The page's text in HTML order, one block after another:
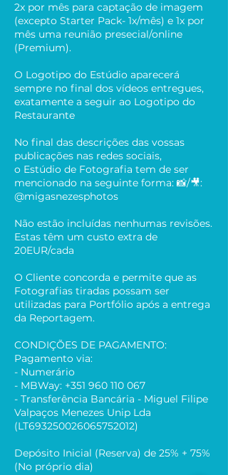
2x por mês para captação de imagem
(excepto Starter Pack- 1x/mês) e 1x por
mês uma reunião presecial/online
(Premium).
O Logotipo do Estúdio aparecerá
sempre no final dos vídeos entregues,
exatamente a seguir ao Logotipo do
Restaurante
No final das descrições das vossas
publicações nas redes sociais,
o Estúdio de Fotografia tem de ser
mencionado na seguinte forma: 📸/🎥:
@migasnezesphotos
Não estão incluídas nenhumas revisões.
Estas têm um custo extra de
20EUR/cada
O Cliente concorda e permite que as
Fotografias tiradas possam ser
utilizadas para Portfólio após a entrega
da Reportagem.
CONDIÇÕES DE PAGAMENTO:
Pagamento via:
- Numerário
- MBWay: +351 960 110 067
- Transferência Bancária - Miguel Filipe
Valpaços Menezes Unip Lda
(LT693250026065752012)
Depósito Inicial (Reserva) de 25% + 75%
(No próprio dia)